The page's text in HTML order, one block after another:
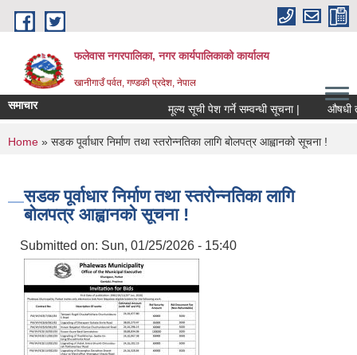
Skip to main content
फलेवास नगरपालिका, नगर कार्यपालिकाको कार्यालय
खानीगाउँ पर्वत, गण्डकी प्रदेश, नेपाल
समाचार मूल्य सूची पेश गर्ने सम्वन्धी सूचना | औषधी
You are here
Home » सडक पूर्वाधार निर्माण तथा स्तरोन्नतिका लागि बोलपत्र आह्वानको सूचना !
सडक पूर्वाधार निर्माण तथा स्तरोन्नतिका लागि
बोलपत्र आह्वानको सूचना !
Submitted on: Sun, 01/25/2026 - 15:40